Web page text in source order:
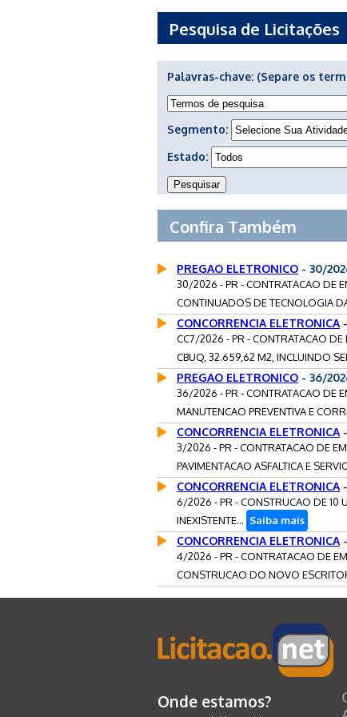
Pesquisa de Licitações
Palavras-chave: (Separe os
Segmento:
Estado:
Confira Também
PREGAO ELETRONICO - 30/
30/2026 - PR - CONTRATACAO DE
CONTINUADOS DE TECNOLOGIA
CONCORRENCIA ELETRONICA
CC7/2026 - PR - CONTRATACAO DE
CBUQ, 32.659,62 M2, INCLUINDO
PREGAO ELETRONICO - 36/
36/2026 - PR - CONTRATACAO DE
MANUTENCAO PREVENTIVA E
CONCORRENCIA ELETRONICA
3/2026 - PR - CONTRATACAO DE
PAVIMENTACAO ASFALTICA E
CONCORRENCIA ELETRONICA
6/2026 - PR - CONSTRUCAO DE 10
INEXISTENTE... Saiba mais
CONCORRENCIA ELETRONICA
4/2026 - PR - CONTRATACAO DE
CONSTRUCAO DO NOVO
Onde estamos?